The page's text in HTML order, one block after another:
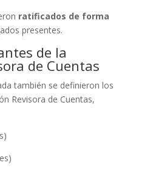
ratificados de forma
presentes.
de la
de Cuentas
también se definieron los
Revisora de Cuentas,